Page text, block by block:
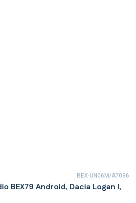
BEX79 Android, Dacia Logan I,
BEX-UN06M/A7096